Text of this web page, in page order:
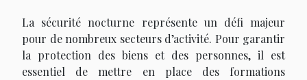
La sécurité nocturne représente un défi majeur
pour de nombreux secteurs d’activité. Pour garantir
la protection des biens et des personnes, il est
essentiel de mettre en place des formations